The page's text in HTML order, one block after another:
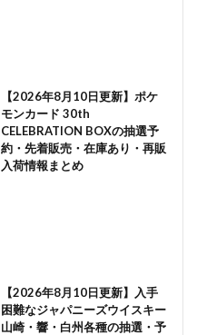
【2026年8月10日更新】ポケ
モンカード 30th
CELEBRATION BOXの抽選予
約・先着販売・在庫あり・再販
入荷情報まとめ
【2026年8月10日更新】入手
困難なジャパニーズウイスキー
山崎・響・白州各種の抽選・予